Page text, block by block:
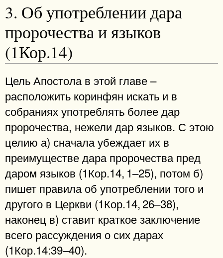
3. Об употреблении дара
пророчества и языков
(1Кор.14)
Цель Апостола в этой главе –
расположить коринфян искать и в
собраниях употреблять более дар
пророчества, нежели дар языков. С этою
целию а) сначала убеждает их в
преимуществе дара пророчества пред
даром языков (1Кор.14, 1–25), потом б)
пишет правила об употреблении того и
другого в Церкви (1Кор.14, 26–38),
наконец в) ставит краткое заключение
всего рассуждения о сих дарах
(1Кор.14:39–40).